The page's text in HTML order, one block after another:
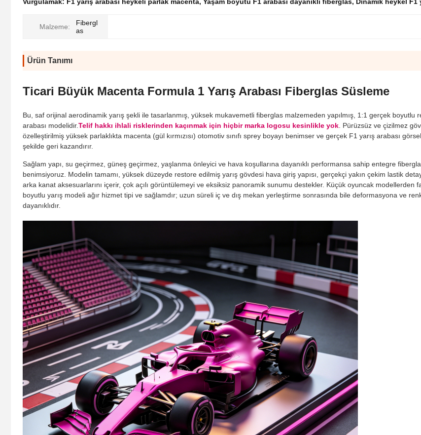
Vurgulamak: F1 yarış arabası heykeli parlak macenta, Yaşam boyutu F1 arabası dayanıklı fiberglas, Dinamik heykel F1
Malzeme:
Fibergl
as
Ürün Tanımı
Ticari Büyük Macenta Formula 1 Yarış Arabası Fiberglas Süsleme
Bu, saf orijinal aerodinamik yarış şekli ile tasarlanmış, yüksek mukavemetli fiberglas malzemeden yapılmış, 1:1 gerçek boyutlu
arabası modelidir.Telif hakkı ihlali risklerinden kaçınmak için hiçbir marka logosu kesinlikle yok. Pürüzsüz ve çizilmez
özelleştirilmiş yüksek parlaklıkta macenta (gül kırmızısı) otomotiv sınıfı sprey boyayı benimser ve gerçek F1 yarış arabası
şekilde geri kazandırır.
Sağlam yapı, su geçirmez, güneş geçirmez, yaşlanma önleyici ve hava koşullarına dayanıklı performansa sahip entegre
benimsiyoruz. Modelin tamamı, yüksek düzeyde restore edilmiş yarış gövdesi hava giriş yapısı, gerçekçi yakın çekim lastik
arka kanat aksesuarlarını içerir, çok açılı görüntülemeyi ve eksiksiz panoramik sunumu destekler. Küçük oyuncak modellerden
boyutlu yarış modeli ağır hizmet tipi ve sağlamdır; uzun süreli iç ve dış mekan yerleştirme sonrasında bile deformasyona ve
dayanıklıdır.